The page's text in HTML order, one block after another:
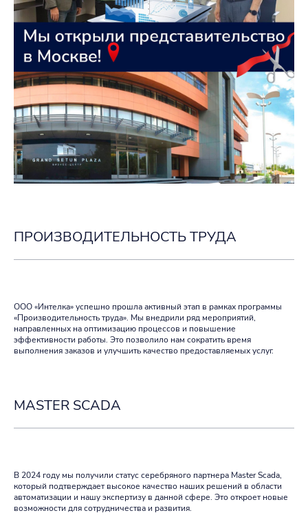
ПРОИЗВОДИТЕЛЬНОСТЬ ТРУДА
ООО «Интелка» успешно прошла активный этап в рамках программы
«Производительность труда». Мы внедрили ряд мероприятий,
направленных на оптимизацию процессов и повышение
эффективности работы. Это позволило нам сократить время
выполнения заказов и улучшить качество предоставляемых услуг.
MASTER SCADA
В 2024 году мы получили статус серебряного партнера Master Scada,
который подтверждает высокое качество наших решений в области
автоматизации и нашу экспертизу в данной сфере. Это откроет новые
возможности для сотрудничества и развития.